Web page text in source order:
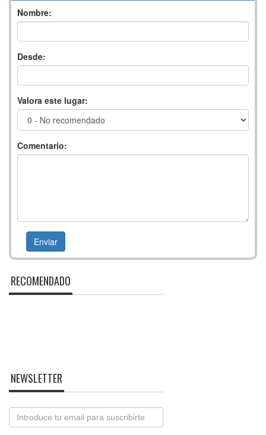
Nombre:
Desde:
Valora este lugar:
Comentario:
RECOMENDADO
NEWSLETTER
Email